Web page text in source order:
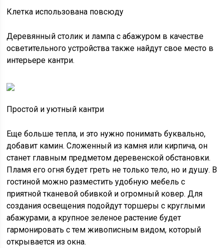
Клетка использована повсюду
Деревянный столик и лампа с абажуром в качестве
осветительного устройства также найдут свое место в
интерьере кантри.
Простой и уютный кантри
Еще больше тепла, и это нужно понимать буквально,
добавит камин. Сложенный из камня или кирпича, он
станет главным предметом деревенской обстановки.
Пламя его огня будет греть не только тело, но и душу. В
гостиной можно разместить удобную мебель с
приятной тканевой обивкой и огромный ковер. Для
создания освещения подойдут торшеры с круглыми
абажурами, а крупное зеленое растение будет
гармонировать с тем живописным видом, который
открывается из окна.